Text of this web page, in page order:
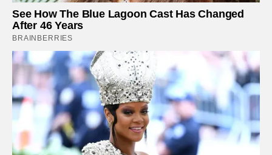
See How The Blue Lagoon Cast Has Changed
After 46 Years
BRAINBERRIES